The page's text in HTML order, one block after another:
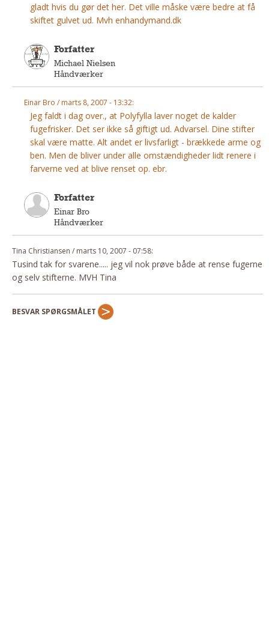
gladt hvis du gør det her. Det ville måske være bedre at få
skiftet gulvet ud. Mvh enhandymand.dk
Forfatter
Michael Nielsen
Håndværker
Einar Bro / marts 8, 2007 - 13:32:
Jeg faldt i dag over., at Polyfylla laver noget de kalder
fugefrisker. Det ser ikke så giftigt ud. Advarsel. Dine stifter
skal være matte. Alt andet er livsfarligt - brækkede arme og
ben. Men de bliver under alle omstændigheder lidt renere i
farverne ved at blive renset op. ebr.
Forfatter
Einar Bro
Håndværker
Tina Christiansen / marts 10, 2007 - 07:58:
Tusind tak for svarene..... jeg vil nok prøve både at rense fugerne
og selv stifterne. MVH Tina
BESVAR SPØRGSMÅLET